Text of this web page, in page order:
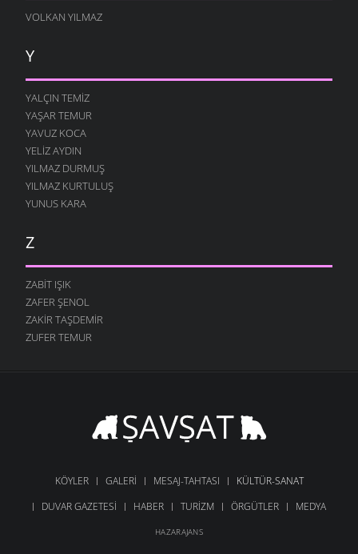
VOLKAN YILMAZ
Y
YALÇIN TEMIZ
YAŞAR TEMUR
YAVUZ KOCA
YELIZ AYDIN
YILMAZ DURMUŞ
YILMAZ KURTULUŞ
YUNUS KARA
Z
ZABIT IŞIK
ZAFER ŞENOL
ZAKIR TAŞDEMIR
ZUFER TEMUR
KÖYLER GALERI MESAJ-TAHTASI
KÜLTÜR-SANAT
DUVAR GAZETESI
HABER TURIZM ÖRGÜTLER MEDYA
HAZARAJANS